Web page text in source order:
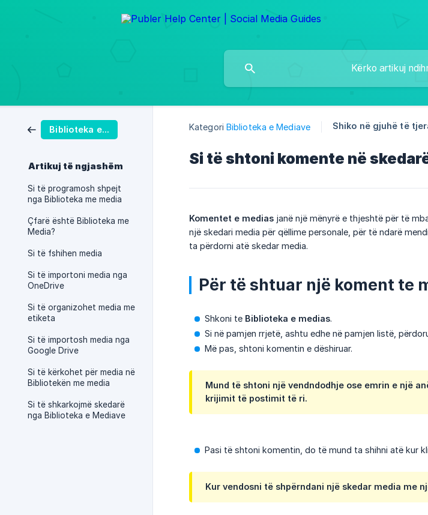
Biblioteka e Mediave
Artikuj të ngjashëm
Si të programosh shpejt
nga Biblioteka me media
Çfarë është Biblioteka me
Media?
Si të fshihen media
Si të importoni media nga
OneDrive
Si të organizohet media me
etiketa
Si të importosh media nga
Google Drive
Si të kërkohet për media në
Bibliotekën me media
Si të shkarkojmë skedarë
nga Biblioteka e Mediave
Kategori Biblioteka e Mediave Shiko në gjuhë të
Si të shtoni komente në
Komentet e medias janë një mënyrë e thjeshtë për të
një skedari media për qëllime personale, për të ndarë
ta përdorni atë skedar media.
Për të shtuar një koment te
Shkoni te Biblioteka e medias.
Si në pamjen rrjetë, ashtu edhe në pamjen listë,
Më pas, shtoni komentin e dëshiruar.
Mund të shtoni një vendndodhje ose emrin e një
krijimit të postimit të ri.
Pasi të shtoni komentin, do të mund ta shihni atë kur
Kur vendosni të shpërndani një skedar media me